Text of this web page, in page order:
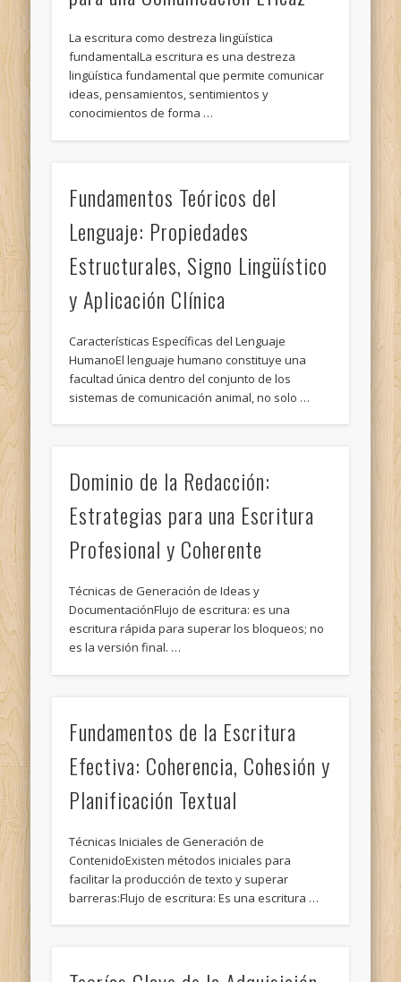
La escritura como destreza lingüística
fundamentalLa escritura es una destreza
lingüística fundamental que permite comunicar
ideas, pensamientos, sentimientos y
conocimientos de forma …
Fundamentos Teóricos del
Lenguaje: Propiedades
Estructurales, Signo Lingüístico
y Aplicación Clínica
Características Específicas del Lenguaje
HumanoEl lenguaje humano constituye una
facultad única dentro del conjunto de los
sistemas de comunicación animal, no solo …
Dominio de la Redacción:
Estrategias para una Escritura
Profesional y Coherente
Técnicas de Generación de Ideas y
DocumentaciónFlujo de escritura: es una
escritura rápida para superar los bloqueos; no
es la versión final. …
Fundamentos de la Escritura
Efectiva: Coherencia, Cohesión y
Planificación Textual
Técnicas Iniciales de Generación de
ContenidoExisten métodos iniciales para
facilitar la producción de texto y superar
barreras:Flujo de escritura: Es una escritura …